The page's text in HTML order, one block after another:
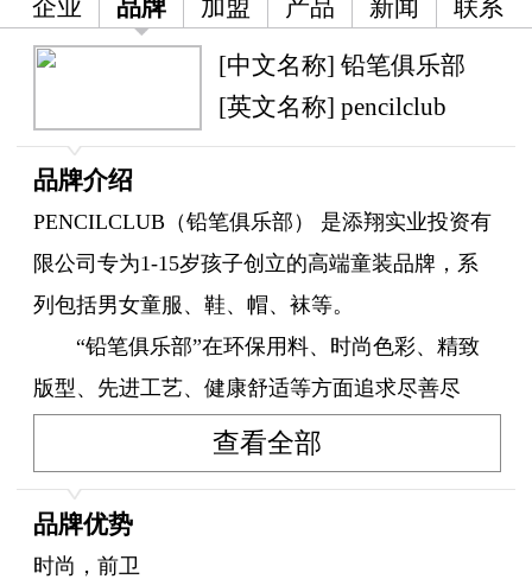
企业 品牌 加盟 产品 新闻 联系
[中文名称] 铅笔俱乐部
[英文名称] pencilclub
品牌介绍
PENCILCLUB（铅笔俱乐部） 是添翔实业投资有
限公司专为1-15岁孩子创立的高端童装品牌，系
列包括男女童服、鞋、帽、袜等。
“铅笔俱乐部”在环保用料、时尚色彩、精致
版型、先进工艺、健康舒适等方面追求尽善尽
美，诠释“铅笔俱乐部”独特和创新的品牌内涵，
努力将“铅笔俱乐部”塑造成为健康、时尚的童装
品牌。
在引领新一代儿童服饰潮流的同时，“铅笔俱
查看全部
品牌优势
时尚，前卫